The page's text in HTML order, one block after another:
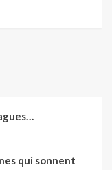
qui sonnent